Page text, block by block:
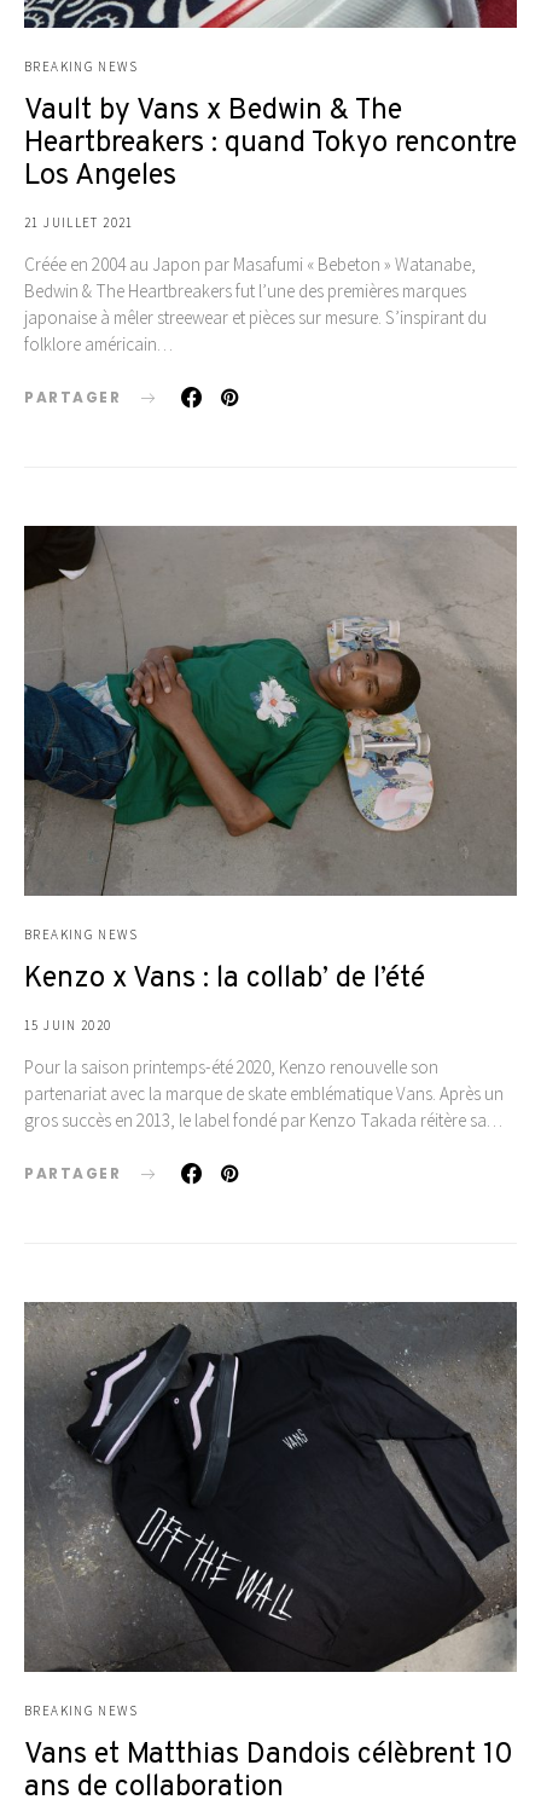
BREAKING NEWS
Vault by Vans x Bedwin & The
Heartbreakers : quand Tokyo rencontre
Los Angeles
21 JUILLET 2021
Créée en 2004 au Japon par Masafumi « Bebeton » Watanabe,
Bedwin & The Heartbreakers fut l’une des premières marques
japonaise à mêler streewear et pièces sur mesure. S’inspirant du
folklore américain…
PARTAGER
BREAKING NEWS
Kenzo x Vans : la collab’ de l’été
15 JUIN 2020
Pour la saison printemps-été 2020, Kenzo renouvelle son
partenariat avec la marque de skate emblématique Vans. Après un
gros succès en 2013, le label fondé par Kenzo Takada réitère sa…
PARTAGER
BREAKING NEWS
Vans et Matthias Dandois célèbrent 10
ans de collaboration